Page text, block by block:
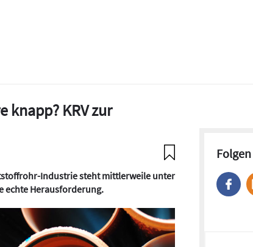
knapp? KRV zur
Industrie steht mittlerweile unter
echte Herausforderung.